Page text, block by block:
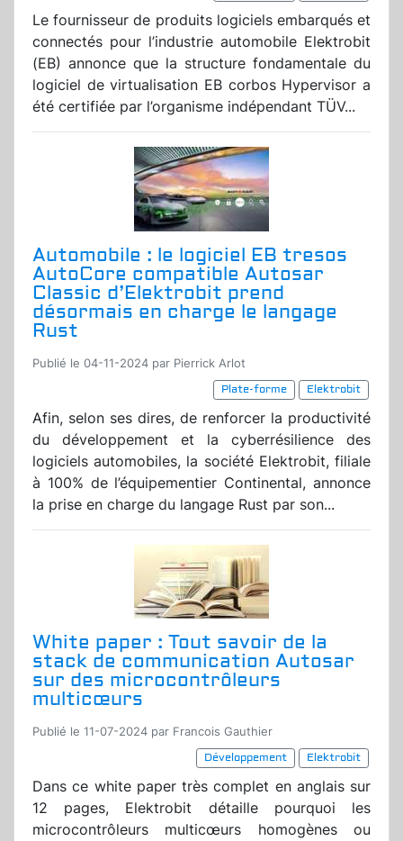
Le fournisseur de produits logiciels embarqués et
connectés pour l’industrie automobile Elektrobit
(EB) annonce que la structure fondamentale du
logiciel de virtualisation EB corbos Hypervisor a
été certifiée par l’organisme indépendant TÜV...
Automobile : le logiciel EB tresos
AutoCore compatible Autosar
Classic d’Elektrobit prend
désormais en charge le langage
Rust
Publié le 04-11-2024 par Pierrick Arlot
Plate-forme
Elektrobit
Afin, selon ses dires, de renforcer la productivité
du développement et la cyberrésilience des
logiciels automobiles, la société Elektrobit, filiale
à 100% de l’équipementier Continental, annonce
la prise en charge du langage Rust par son...
White paper : Tout savoir de la
stack de communication Autosar
sur des microcontrôleurs
multicœurs
Publié le 11-07-2024 par Francois Gauthier
Développement
Elektrobit
Dans ce white paper très complet en anglais sur
12 pages, Elektrobit détaille pourquoi les
microcontrôleurs multicœurs homogènes ou